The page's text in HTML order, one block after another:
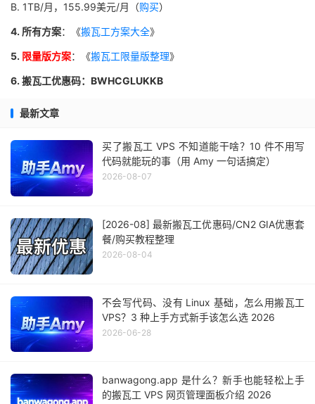
B. 1TB/月，155.99美元/月（购买）
4. 所有方案：《搬瓦工方案大全》
5. 限量版方案：《搬瓦工限量版整理》
6. 搬瓦工优惠码：BWHCGLUKKB
最新文章
买了搬瓦工 VPS 不知道能干啥？10 件不用写
代码就能玩的事（用 Amy 一句话搞定）
2026-08-07
[2026-08] 最新搬瓦工优惠码/CN2 GIA优惠套
餐/购买教程整理
2026-08-04
不会写代码、没有 Linux 基础，怎么用搬瓦工
VPS？3 种上手方式新手该怎么选 2026
2026-06-28
banwagong.app 是什么？新手也能轻松上手
的搬瓦工 VPS 网页管理面板介绍 2026